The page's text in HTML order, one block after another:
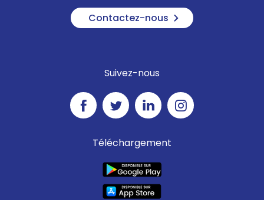
Contactez-nous
Suivez-nous
Téléchargement